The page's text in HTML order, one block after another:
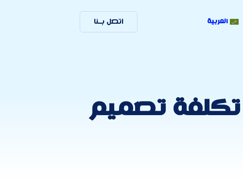
العربية اتصل بـنا
تكلفة تصميم